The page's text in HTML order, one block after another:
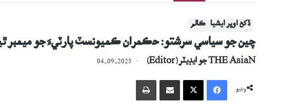
ڏکڻ اوڀر ايشيا ڪالم
چين جو سياسي سرشتو: حڪمران ڪميونسٽ پارٽيءَ جو ميمبر
THE AsiaN جو ايڊيٽر (Editor) 04-09-2025
ونڊيو
Facebook
X اي ميل وسيلي ونڊيو پرنٽ